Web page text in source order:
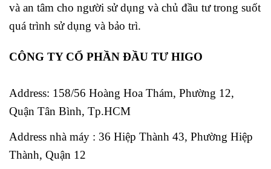
và an tâm cho người sử dụng và chủ đầu tư trong suốt
quá trình sử dụng và bảo trì.
CÔNG TY CỔ PHẦN ĐẦU TƯ HIGO
Address: 158/56 Hoàng Hoa Thám, Phường 12,
Quận Tân Bình, Tp.HCM
Address nhà máy : 36 Hiệp Thành 43, Phường Hiệp
Thành, Quận 12